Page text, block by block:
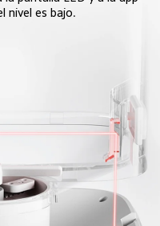
nivel es bajo.